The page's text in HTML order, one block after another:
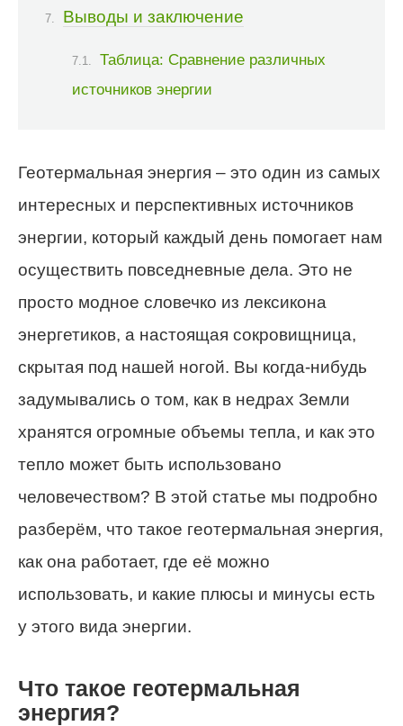
Выводы и заключение
Таблица: Сравнение различных
источников энергии
Геотермальная энергия – это один из самых
интересных и перспективных источников
энергии, который каждый день помогает нам
осуществить повседневные дела. Это не
просто модное словечко из лексикона
энергетиков, а настоящая сокровищница,
скрытая под нашей ногой. Вы когда-нибудь
задумывались о том, как в недрах Земли
хранятся огромные объемы тепла, и как это
тепло может быть использовано
человечеством? В этой статье мы подробно
разберём, что такое геотермальная энергия,
как она работает, где её можно
использовать, и какие плюсы и минусы есть
у этого вида энергии.
Что такое геотермальная
энергия?